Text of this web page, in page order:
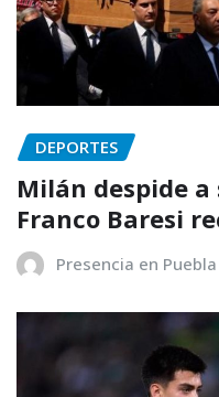
DEPORTES
Milán despide
Franco Baresi
Presencia en Puebla